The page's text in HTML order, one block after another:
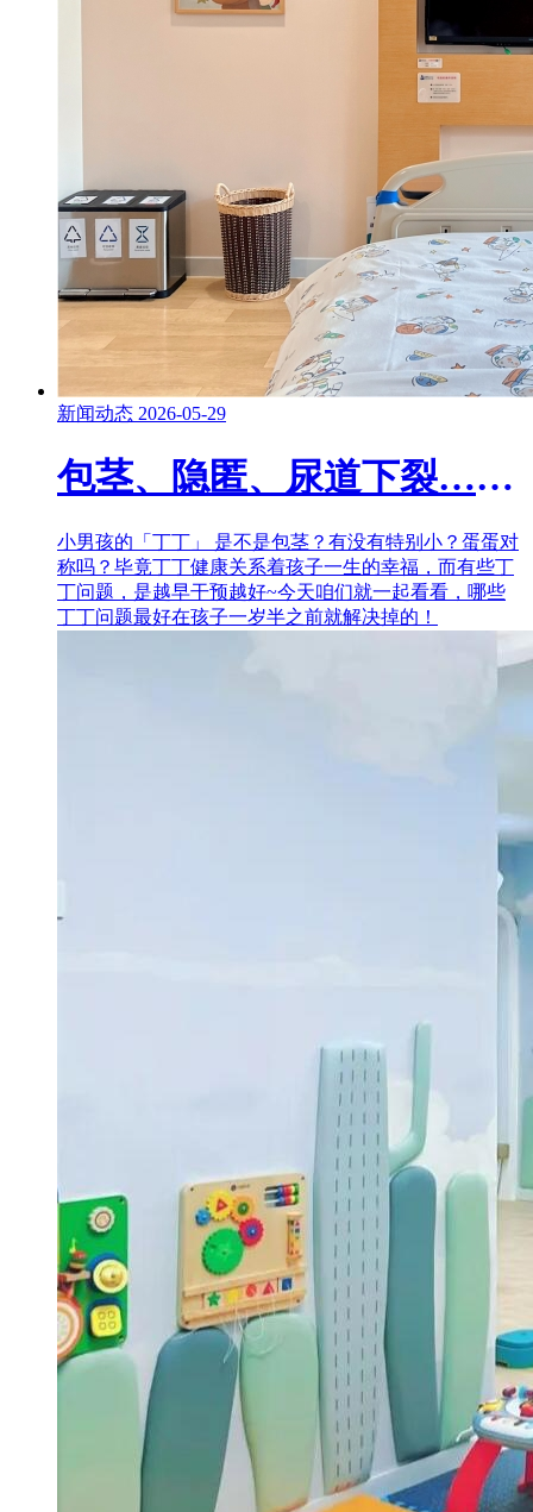
新闻动态 2026-05-29
包茎、隐匿、尿道下裂……小男孩这些丁丁问题，别错过佳治疗期！
小男孩的「丁丁」 是不是包茎？有没有特别小？蛋蛋对
称吗？毕竟丁丁健康关系着孩子一生的幸福，而有些丁
丁问题，是越早干预越好~今天咱们就一起看看，哪些
丁丁问题最好在孩子一岁半之前就解决掉的！